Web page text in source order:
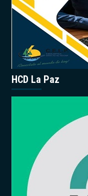
HCD La Paz